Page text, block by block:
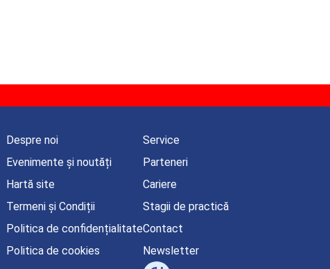
Despre noi
Evenimente și noutăți
Hartă site
Termeni și Condiții
Politica de confidențialitate
Politica de cookies
Service
Parteneri
Cariere
Stagii de practică
Contact
Newsletter